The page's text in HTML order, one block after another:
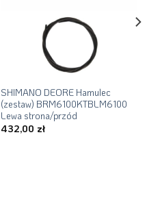
SHIMANO DEORE Hamulec
(zestaw) BRM6100KTBLM6100
Lewa strona/przód
432,00 zł